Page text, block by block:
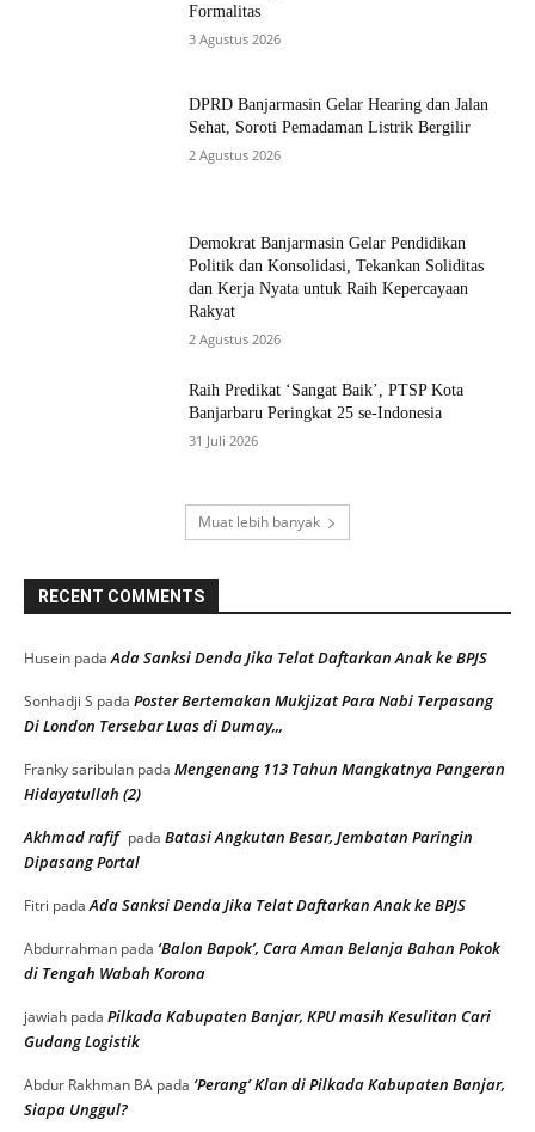
Formalitas
3 Agustus 2026
DPRD Banjarmasin Gelar Hearing dan Jalan
Sehat, Soroti Pemadaman Listrik Bergilir
2 Agustus 2026
Demokrat Banjarmasin Gelar Pendidikan
Politik dan Konsolidasi, Tekankan Soliditas
dan Kerja Nyata untuk Raih Kepercayaan
Rakyat
2 Agustus 2026
Raih Predikat ‘Sangat Baik’, PTSP Kota
Banjarbaru Peringkat 25 se-Indonesia
31 Juli 2026
Muat lebih banyak
RECENT COMMENTS
Husein padaAda Sanksi Denda Jika Telat Daftarkan Anak ke BPJS
Sonhadji S pada Poster Bertemakan Mukjizat Para Nabi Terpasang
Di London Tersebar Luas di Dumay,,,
Franky saribulan pada Mengenang 113 Tahun Mangkatnya Pangeran
Hidayatullah (2)
Akhmad rafif pada Batasi Angkutan Besar, Jembatan Paringin
Dipasang Portal
Fitri padaAda Sanksi Denda Jika Telat Daftarkan Anak ke BPJS
Abdurrahman pada ‘Balon Bapok’, Cara Aman Belanja Bahan Pokok
di Tengah Wabah Korona
jawiah pada Pilkada Kabupaten Banjar, KPU masih Kesulitan Cari
Gudang Logistik
Abdur Rakhman BA pada ‘Perang’ Klan di Pilkada Kabupaten Banjar,
Siapa Unggul?